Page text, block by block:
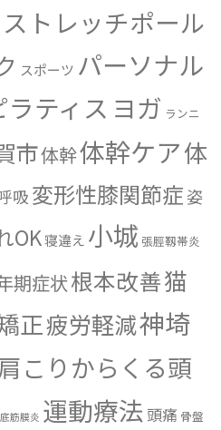
ストレッチポール
スポーツ パーソナル
ラティス ヨガ ランニ
市体幹体幹ケア体
吸 変形性膝関節症姿
OK寝違え 小城 張脛靱帯炎
期症状根本改善猫
正疲労軽減神埼
こりからくる頭
筋膜炎 運動療法 頭痛 骨盤